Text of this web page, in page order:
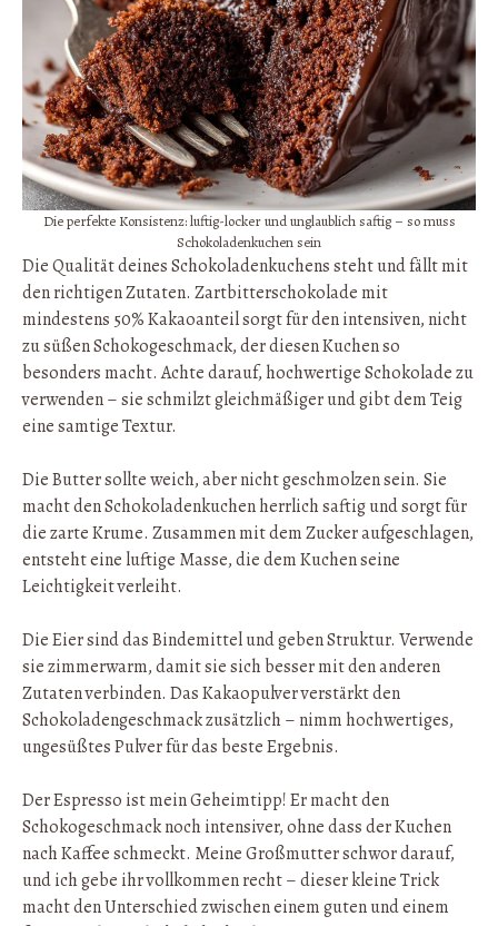
Die perfekte Konsistenz: luftig-locker und unglaublich saftig – so muss
Schokoladenkuchen sein
Die Qualität deines Schokoladenkuchens steht und fällt mit
den richtigen Zutaten. Zartbitterschokolade mit
mindestens 50% Kakaoanteil sorgt für den intensiven, nicht
zu süßen Schokogeschmack, der diesen Kuchen so
besonders macht. Achte darauf, hochwertige Schokolade zu
verwenden – sie schmilzt gleichmäßiger und gibt dem Teig
eine samtige Textur.
Die Butter sollte weich, aber nicht geschmolzen sein. Sie
macht den Schokoladenkuchen herrlich saftig und sorgt für
die zarte Krume. Zusammen mit dem Zucker aufgeschlagen,
entsteht eine luftige Masse, die dem Kuchen seine
Leichtigkeit verleiht.
Die Eier sind das Bindemittel und geben Struktur. Verwende
sie zimmerwarm, damit sie sich besser mit den anderen
Zutaten verbinden. Das Kakaopulver verstärkt den
Schokoladengeschmack zusätzlich – nimm hochwertiges,
ungesüßtes Pulver für das beste Ergebnis.
Der Espresso ist mein Geheimtipp! Er macht den
Schokogeschmack noch intensiver, ohne dass der Kuchen
nach Kaffee schmeckt. Meine Großmutter schwor darauf,
und ich gebe ihr vollkommen recht – dieser kleine Trick
macht den Unterschied zwischen einem guten und einem